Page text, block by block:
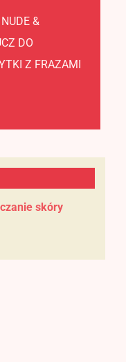
&
DO
Z FRAZAMI
skóry